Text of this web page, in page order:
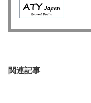
関連記事